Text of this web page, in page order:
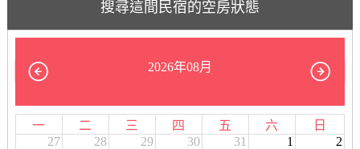
搜尋這間民宿的空房狀態
2026年08月
一 二 三 四 五 六
日
27
28 29 30 31 1 2